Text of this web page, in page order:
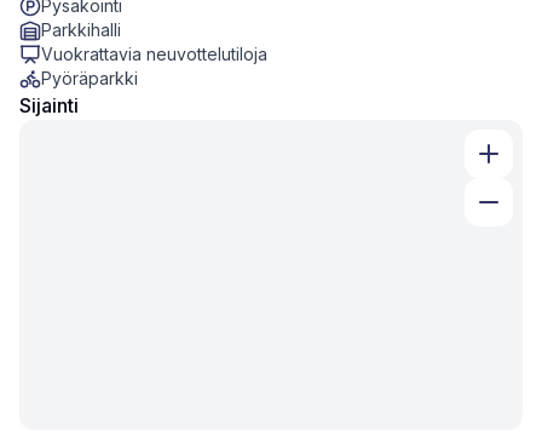
Pysäköinti
Parkkihalli
Vuokrattavia neuvottelutiloja
Pyöräparkki
Sijainti